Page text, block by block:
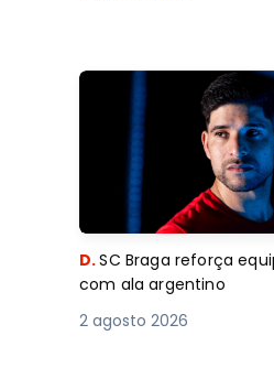
D.SC Braga reforça
com ala argentino
2 agosto 2026